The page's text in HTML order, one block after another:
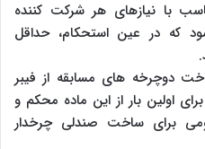
با نیازهای هر شرکت کننده
که در عین استحکام، حداقل
دوچرخه های مسابقه از فیبر
اولین بار از این ماده محکم و
برای ساخت صندلی چرخدار